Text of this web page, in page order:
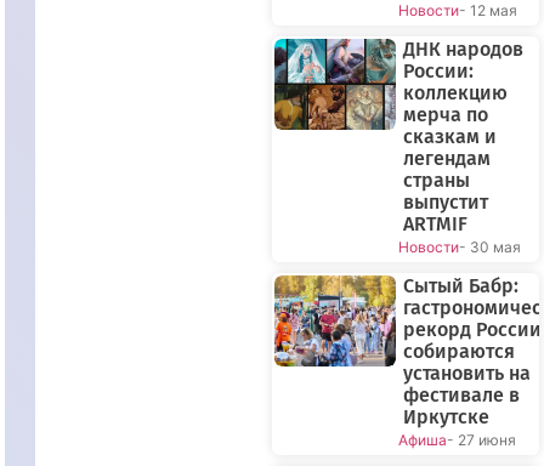
Новости- 12 мая
ДНК народов
России:
коллекцию
мерча по
сказкам и
легендам
страны
выпустит
ARTMIF
Новости- 30 мая
Сытый Бабр:
рекорд России
собираются
установить на
фестивале в
Иркутске
Афиша- 27 июня